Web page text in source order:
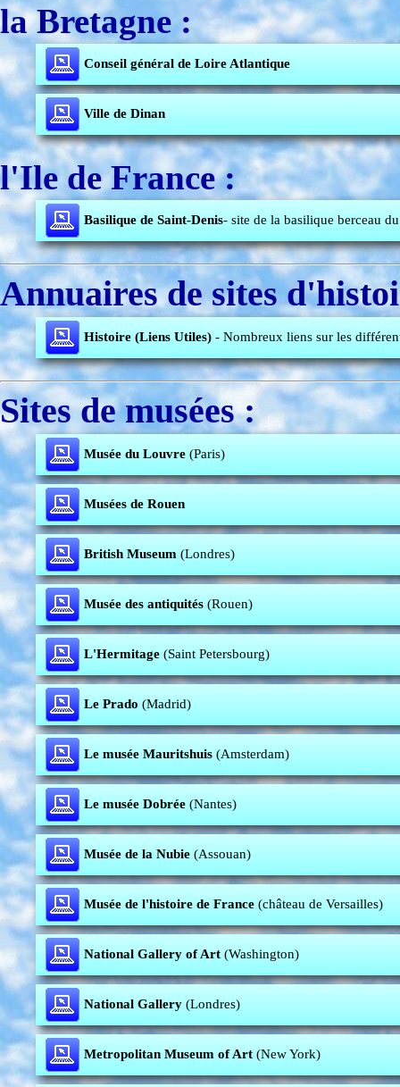
la Bretagne :
Conseil général de Loire Atlantique
Ville de Dinan
l'Ile de France :
Basilique de Saint-Denis- site de la basilique berceau
Annuaires de sites
Histoire (Liens Utiles) - Nombreux liens sur les
Sites de musées :
Musée du Louvre (Paris)
Musées de Rouen
British Museum (Londres)
Musée des antiquités (Rouen)
L'Hermitage (Saint Petersbourg)
Le Prado (Madrid)
Le musée Mauritshuis (Amsterdam)
Le musée Dobrée (Nantes)
Musée de la Nubie (Assouan)
Musée de l'histoire de France (château de Versailles)
National Gallery of Art (Washington)
National Gallery (Londres)
Metropolitan Museum of Art (New York)